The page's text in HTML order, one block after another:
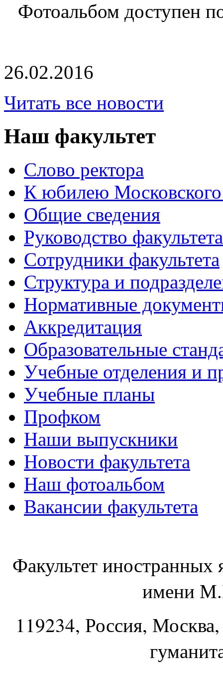
Фотоальбом доступен
26.02.2016
Читать все новости
Наш факультет
Слово ректора
К юбилею Московского
Общие сведения
Руководство факультета
Сотрудники факультета
Структура и
Нормативные
Аккредитация
Образовательные
Учебные отделения и
Учебные планы
Профком
Наши выпускники
Новости факультета
Наш фотоальбом
Вакансии факультета
Факультет
имени
119234, Россия,